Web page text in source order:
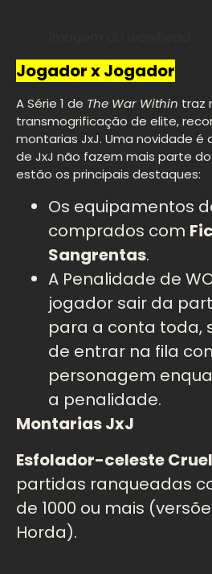
Jogador x Jogador
A Série 1 de The War Within traz
transmogrificação de elite,
montarias JxJ. Uma novidade
de JxJ não fazem mais parte do
estão os principais destaques:
Os equipamentos
comprados com
Sangrentas.
A Penalidade de
jogador sair da
para a conta toda,
de entrar na fila
personagem
a penalidade.
Montarias JxJ
Esfolador-celeste
partidas ranqueadas
de 1000 ou mais
Horda).